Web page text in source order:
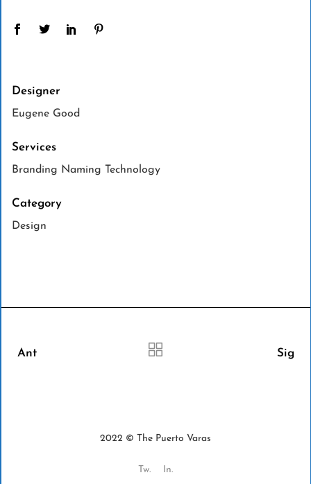
Designer
Eugene Good
Services
Branding Naming Technology
Category
Design
Ant Sig
2022 © The Puerto Varas
Tw. In.